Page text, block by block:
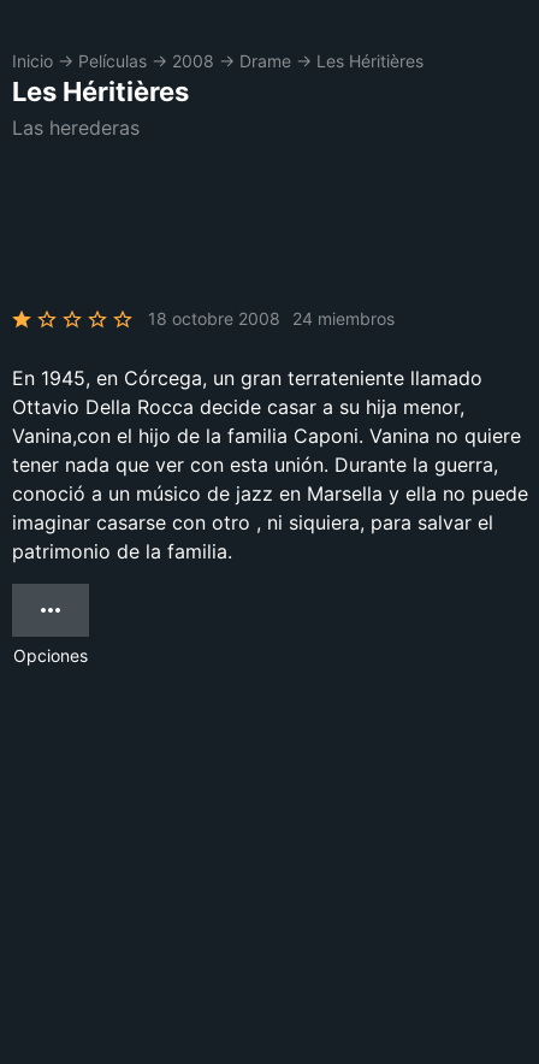
Inicio → Películas → 2008 → Drame → Les Héritières
Les Héritières
Las herederas
18 octobre 2008 24 miembros
En 1945, en Córcega, un gran terrateniente llamado
Ottavio Della Rocca decide casar a su hija menor,
Vanina,con el hijo de la familia Caponi. Vanina no quiere
tener nada que ver con esta unión. Durante la guerra,
conoció a un músico de jazz en Marsella y ella no puede
imaginar casarse con otro , ni siquiera, para salvar el
patrimonio de la familia.
Opciones